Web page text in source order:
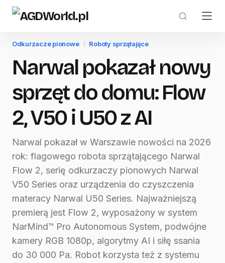
Odkurzacze pionowe Roboty sprzątające
Narwal pokazał nowy
sprzęt do domu: Flow
2, V50 i U50 z AI
Narwal pokazał w Warszawie nowości na 2026
rok: flagowego robota sprzątającego Narwal
Flow 2, serię odkurzaczy pionowych Narwal
V50 Series oraz urządzenia do czyszczenia
materacy Narwal U50 Series. Najważniejszą
premierą jest Flow 2, wyposażony w system
NarMind™ Pro Autonomous System, podwójne
kamery RGB 1080p, algorytmy AI i siłę ssania
do 30 000 Pa. Robot korzysta też z systemu